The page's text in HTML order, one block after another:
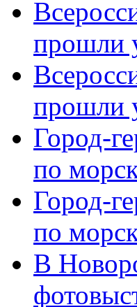
прошли
прошли
Город-
по
Город-
по
В